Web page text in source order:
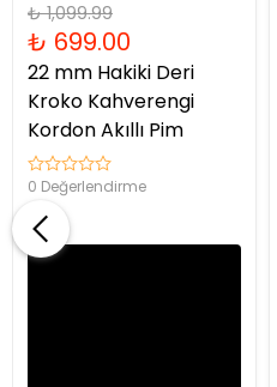
₺ 1,099.99
₺ 699.00
22 mm Hakiki Deri
Kroko Kahverengi
Kordon Akıllı Pim
0 Değerlendirme